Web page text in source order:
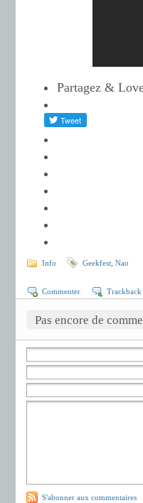
Partagez &
Info Geekfest Nao
Commenter Trackback
Pas encore de
S'abonner aux commentaires